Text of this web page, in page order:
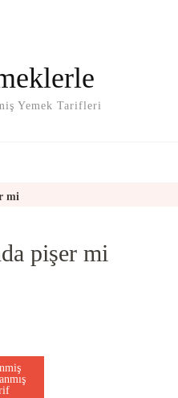
Yemek Tarifleri
mi
pişer mi